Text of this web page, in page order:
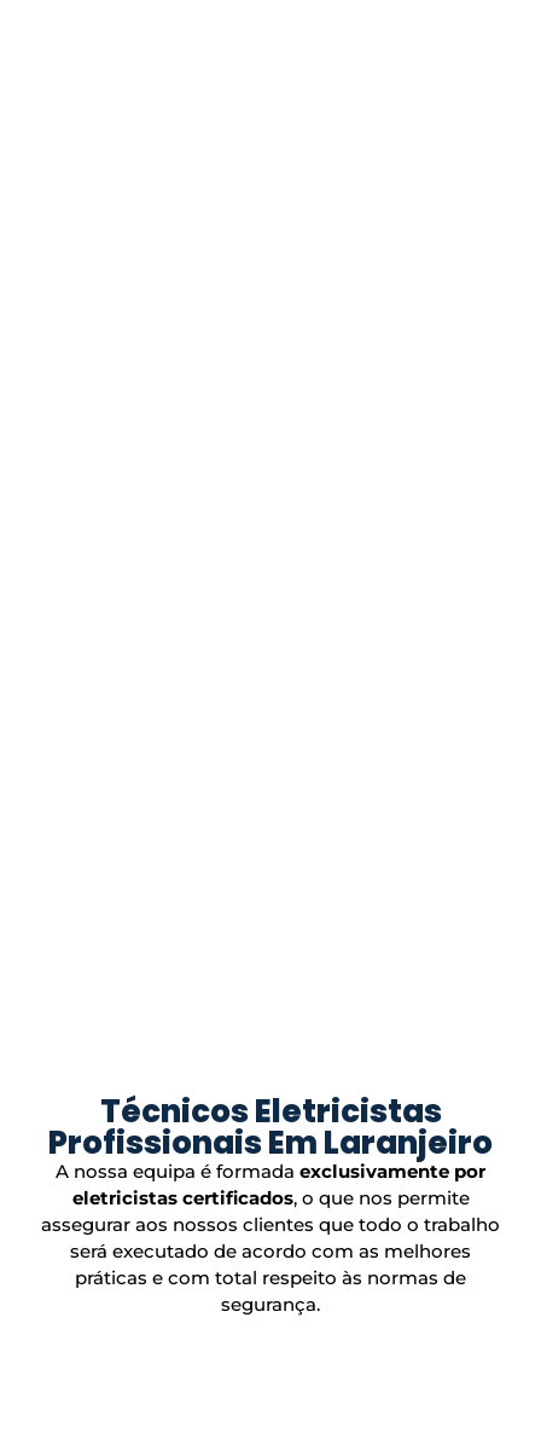
Técnicos Eletricistas
Profissionais Em Laranjeiro
A nossa equipa é formada exclusivamente por
eletricistas certificados, o que nos permite
assegurar aos nossos clientes que todo o trabalho
será executado de acordo com as melhores
práticas e com total respeito às normas de
segurança.